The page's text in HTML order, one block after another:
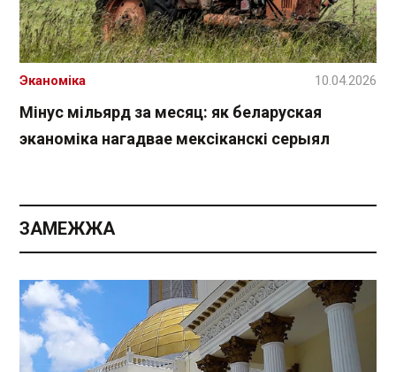
Мінус мільярд за месяц: як беларуская
эканоміка нагадвае мексіканскі серыял
Эканоміка 10.04.2026
ЗАМЕЖЖА